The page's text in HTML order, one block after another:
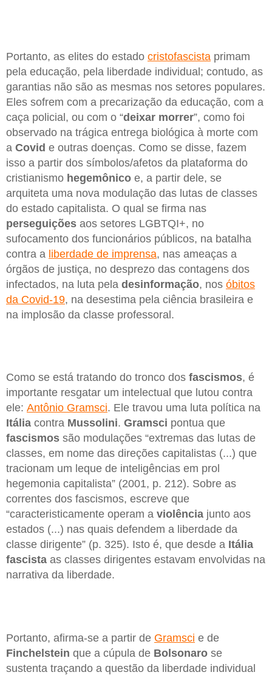
Portanto, as elites do estado cristofascista primam
pela educação, pela liberdade individual; contudo, as
garantias não são as mesmas nos setores populares.
Eles sofrem com a precarização da educação, com a
caça policial, ou com o “deixar morrer”, como foi
observado na trágica entrega biológica à morte com
a Covid e outras doenças. Como se disse, fazem
isso a partir dos símbolos/afetos da plataforma do
cristianismo hegemônico e, a partir dele, se
arquiteta uma nova modulação das lutas de classes
do estado capitalista. O qual se firma nas
perseguições aos setores LGBTQI+, no
sufocamento dos funcionários públicos, na batalha
contra a liberdade de imprensa, nas ameaças a
órgãos de justiça, no desprezo das contagens dos
infectados, na luta pela desinformação, nos óbitos
da Covid-19, na desestima pela ciência brasileira e
na implosão da classe professoral.
Como se está tratando do tronco dos fascismos, é
importante resgatar um intelectual que lutou contra
ele: Antônio Gramsci. Ele travou uma luta política na
Itália contra Mussolini. Gramsci pontua que
fascismos são modulações “extremas das lutas de
classes, em nome das direções capitalistas (...) que
tracionam um leque de inteligências em prol
hegemonia capitalista” (2001, p. 212). Sobre as
correntes dos fascismos, escreve que
“caracteristicamente operam a violência junto aos
estados (...) nas quais defendem a liberdade da
classe dirigente” (p. 325). Isto é, que desde a Itália
fascista as classes dirigentes estavam envolvidas na
narrativa da liberdade.
Portanto, afirma-se a partir de Gramsci e de
Finchelstein que a cúpula de Bolsonaro se
sustenta traçando a questão da liberdade individual